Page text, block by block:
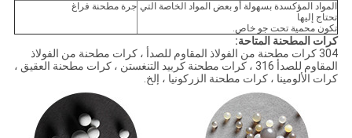
المواد المؤكسدة بسهولة أو بعض المواد الخاصة التي
تحتاج إليها
تكون محمية تحت جو خاص.
جرة مطحنة فراغ
كرات المطحنة المتاحة:
304 كرات مطحنة من الفولاذ المقاوم للصدأ ، كرات مطحنة من الفولاذ
المقاوم للصدأ 316 ، كرات مطحنة كربيد التنغستن ، كرات مطحنة العقيق ،
كرات الألومينا ، كرات مطحنة الزركونيا ، إلخ.